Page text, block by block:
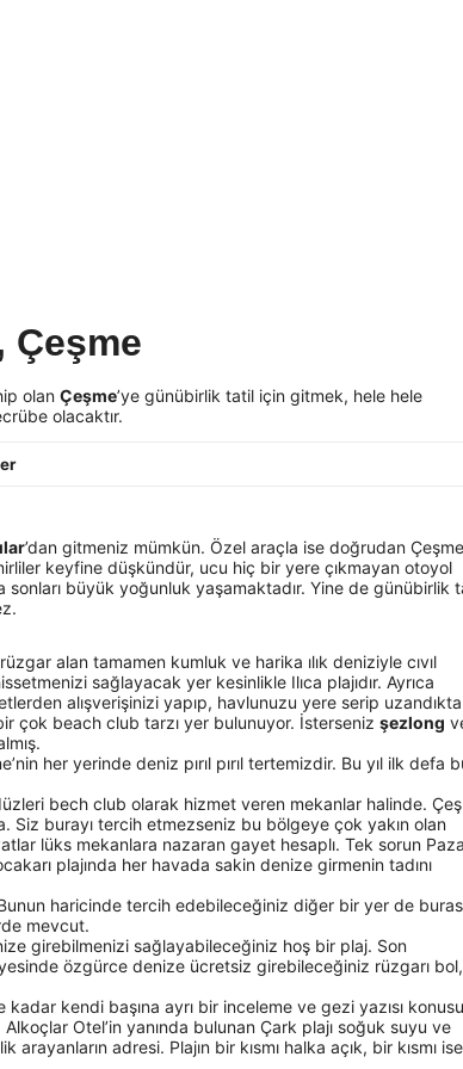
olan Çeşme’ye günübirlik tatil için gitmek, hele hele
olacaktır.
’dan gitmeniz mümkün. Özel araçla ise doğrudan Çeşme
keyfine düşkündür, ucu hiç bir yere çıkmayan otoyol
büyük yoğunluk yaşamaktadır. Yine de günübirlik
alan tamamen kumluk ve harika ılık deniziyle cıvıl
sağlayacak yer kesinlikle Ilıca plajıdır. Ayrıca
alışverişinizi yapıp, havlunuzu yere serip
çok beach club tarzı yer bulunuyor. İsterseniz şezlong
her yerinde deniz pırıl pırıl tertemizdir. Bu yıl ilk defa
bech club olarak hizmet veren mekanlar halinde.
burayı tercih etmezseniz bu bölgeye çok yakın olan
lüks mekanlara nazaran gayet hesaplı. Tek sorun
plajında her havada sakin denize girmenin tadını
haricinde tercih edebileceğiniz diğer bir yer de
mevcut.
girebilmenizi sağlayabileceğiniz hoş bir plaj. Son
özgürce denize ücretsiz girebileceğiniz rüzgarı bol,
kadar kendi başına ayrı bir inceleme ve gezi yazısı konusu
Otel’in yanında bulunan Çark plajı soğuk suyu ve
adresi. Plajın bir kısmı halka açık, bir kısmı ise